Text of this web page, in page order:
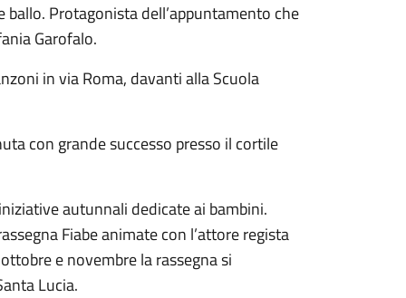
Protagonista dell’appuntamento che
Garofalo.
in via Roma, davanti alla Scuola
con grande successo presso il cortile
autunnali dedicate ai bambini.
Fiabe animate con l’attore regista
e novembre la rassegna si
Lucia.